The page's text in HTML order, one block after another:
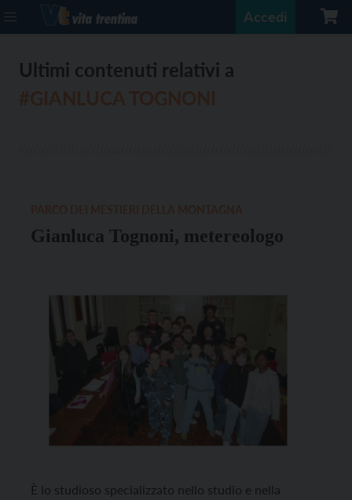
Accedi
Ultimi contenuti relativi a
Gianluca Tognoni, metereologo
È lo studioso specializzato nello studio e nella